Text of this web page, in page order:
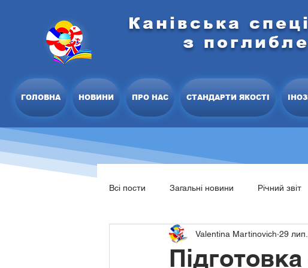
Канівська
з
ГОЛОВНА НОВИНИ ПРО НАС СТАНДАРТИ ЯКОСТІ
Всі пости Загальні новини Річний звіт
Освітня програма закладу Стратегія
Valentina Martinovich 29